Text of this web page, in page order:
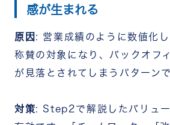
感が生まれる
原因 : 営業成績のように数値化
称賛の対象になり、バックオフ
が見落とされてしまうパターンで
対策: Step2で解説したバリュ